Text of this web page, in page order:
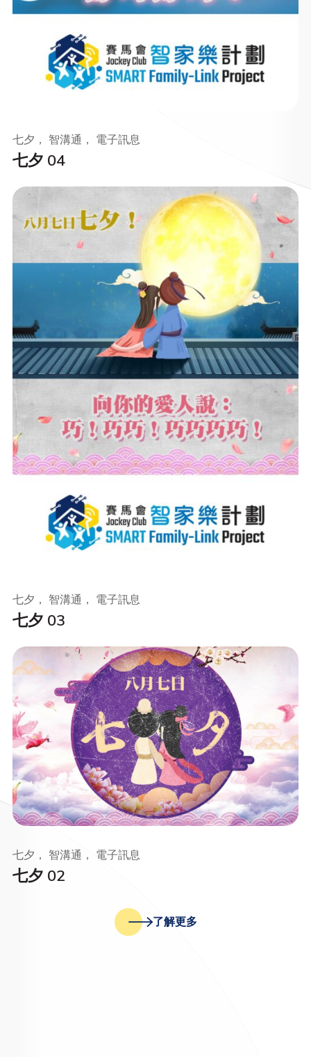
七夕 04
七夕， 智溝通， 電子訊息
七夕 03
七夕， 智溝通， 電子訊息
七夕 02
七夕， 智溝通， 電子訊息
了解更多